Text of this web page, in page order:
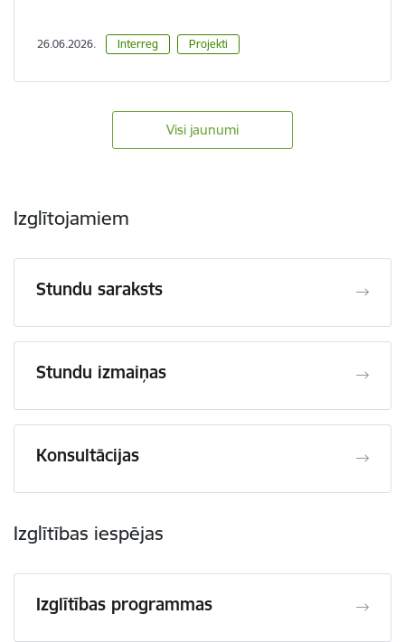
26.06.2026. Interreg Projekti
Visi jaunumi
Izglītojamiem
Stundu saraksts
Stundu izmaiņas
Konsultācijas
Izglītības iespējas
Izglītības programmas